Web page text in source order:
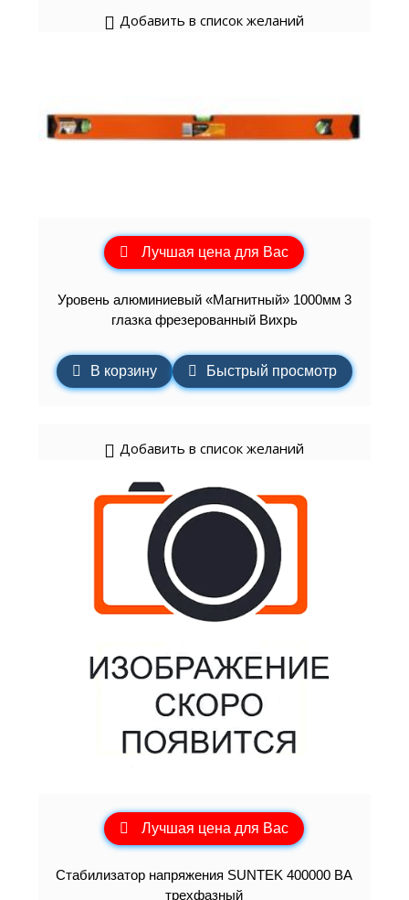
Добавить в список желаний
Лучшая цена для Вас
Уровень алюминиевый «Магнитный» 1000мм 3
глазка фрезерованный Вихрь
В корзину Быстрый просмотр
Добавить в список желаний
Лучшая цена для Вас
Стабилизатор напряжения SUNTEK 400000 ВА
трехфазный